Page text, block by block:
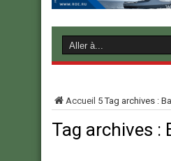
Accueil 5Tag archives :
Tag archives :